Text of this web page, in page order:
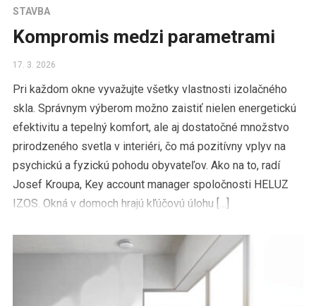
STAVBA
Kompromis medzi parametrami
17. 3. 2026
Pri každom okne vyvažujte všetky vlastnosti izolačného
skla. Správnym výberom možno zaistiť nielen energetickú
efektivitu a tepelný komfort, ale aj dostatočné množstvo
prirodzeného svetla v interiéri, čo má pozitívny vplyv na
psychickú a fyzickú pohodu obyvateľov. Ako na to, radí
Josef Kroupa, Key account manager spoločnosti HELUZ
IZOS. Okná v domoch hrajú kľúčovú úlohu […]